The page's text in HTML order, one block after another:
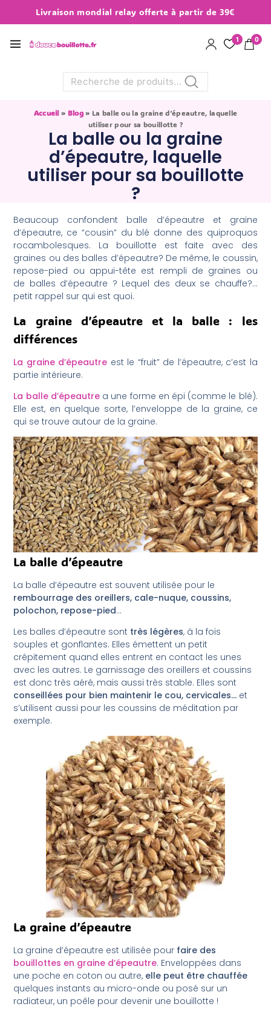
Livraison mondial relay offerte à partir de 39€
1 0
Recherche
Accueil» Blog» La balle ou la graine d’épeautre, laquelle
utiliser pour sa bouillotte ?
La balle ou la graine
d’épeautre, laquelle
utiliser pour sa bouillotte
?
Beaucoup confondent balle d’épeautre et graine
d’épeautre, ce “cousin” du blé donne des quiproquos
rocambolesques. La bouillotte est faite avec des
graines ou des balles d’épeautre? De même, le coussin,
repose-pied ou appui-tête est rempli de graines ou
de balles d’épeautre ? Lequel des deux se chauffe?…
petit rappel sur qui est quoi.
La graine d’épeautre et la balle : les
différences
La graine d’épeautre est le “fruit” de l’épeautre, c’est la
partie intérieure.
La balle d’épeautrea une forme en épi (comme le blé).
Elle est, en quelque sorte, l’enveloppe de la graine, ce
qui se trouve autour de la graine.
La balle d’épeautre
La balle d’épeautre est souvent utilisée pour le
rembourrage des oreillers, cale-nuque, coussins,
polochon, repose-pied…
Les balles d’épeautre sont très légères, à la fois
souples et gonflantes. Elles émettent un petit
crépitement quand elles entrent en contact les unes
avec les autres. Le garnissage des oreillers et coussins
est donc très aéré, mais aussi très stable. Elles sont
conseillées pour bien maintenir le cou, cervicales… et
s’utilisent aussi pour les coussins de méditation par
exemple.
La graine d’épeautre
La graine d’épeautre est utilisée pour faire des
bouillottes en graine d’épeautre. Enveloppées dans
une poche en coton ou autre, elle peut être chauffée
quelques instants au micro-onde ou posé sur un
radiateur, un poêle pour devenir une bouillotte !